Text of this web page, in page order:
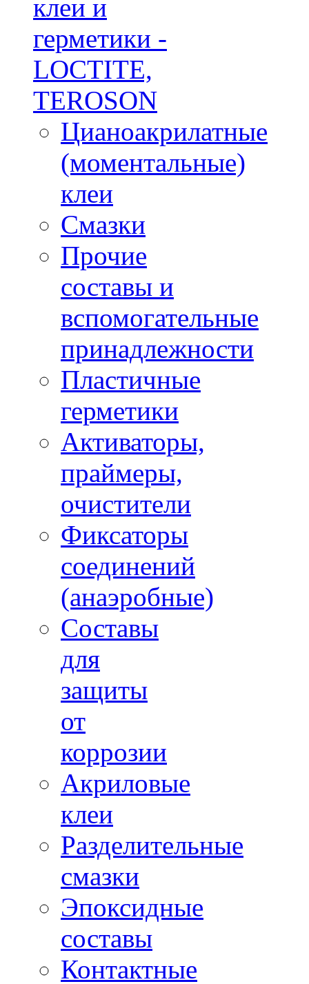
клеи и
герметики -
LOCTITE,
TEROSON
Цианоакрилатные
(моментальные)
клеи
Смазки
Прочие
составы и
вспомогательные
принадлежности
Пластичные
герметики
Активаторы,
праймеры,
очистители
Фиксаторы
соединений
(анаэробные)
Составы
для
защиты
от
коррозии
Акриловые
клеи
Разделительные
смазки
Эпоксидные
составы
Контактные